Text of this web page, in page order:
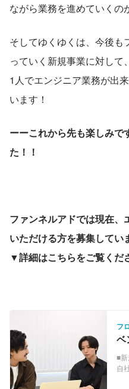
ながら業務を進めていくの
そしてゆくゆくは、今後も
っていく新規事業に対して、
1人でエンジニア業務が出
います！
ーーこれから先も楽しみで
た！！
ファンネルアドでは現在、
いただける方を募集してい
▼詳細はこちらをご覧くだ
フ
ベ
ニ
■
自